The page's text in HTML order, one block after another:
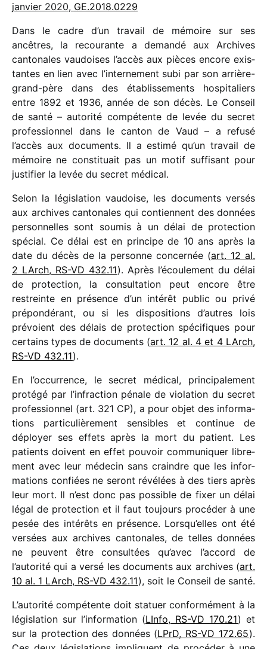
janvier 2020, GE.2018.0229
Dans le cadre d’un travail de mémoire sur ses
ancêtres, la recou­rante a demandé aux Archives
canto­nales vaudoises l’accès aux pièces encore exis­
tantes en lien avec l’internement subi par son arrière-
grand-père dans des établis­se­ments hospi­ta­liers
entre 1892 et 1936, année de son décès. Le Conseil
de santé – auto­rité compé­tente de levée du secret
profes­sion­nel dans le canton de Vaud – a refusé
l’accès aux docu­ments. Il a estimé qu’un travail de
mémoire ne consti­tuait pas un motif suffi­sant pour
justi­fier la levée du secret médical.
Selon la légis­la­tion vaudoise, les docu­ments versés
aux archives canto­nales qui contiennent des données
person­nelles sont soumis à un délai de protec­tion
spécial. Ce délai est en prin­cipe de 10 ans après la
date du décès de la personne concer­née (art. 12 al.
2 LArch, RS-VD 432.11). Après l’écoulement du délai
de protec­tion, la consul­ta­tion peut encore être
restreinte en présence d’un inté­rêt public ou privé
prépon­dé­rant, ou si les dispo­si­tions d’autres lois
prévoient des délais de protec­tion spéci­fiques pour
certains types de docu­ments (art. 12 al. 4 et 4 LArch,
RS-VD 432.11).
En l’occurrence, le secret médi­cal, prin­ci­pa­le­ment
protégé par l’infraction pénale de viola­tion du secret
profes­sion­nel (art. 321 CP), a pour objet des infor­ma­
tions parti­cu­liè­re­ment sensibles et conti­nue de
déployer ses effets après la mort du patient. Les
patients doivent en effet pouvoir commu­ni­quer libre­
ment avec leur méde­cin sans craindre que les infor­
ma­tions confiées ne seront révé­lées à des tiers après
leur mort. Il n’est donc pas possible de fixer un délai
légal de protec­tion et il faut toujours procé­der à une
pesée des inté­rêts en présence. Lorsqu’elles ont été
versées aux archives canto­nales, de telles données
ne peuvent être consul­tées qu’avec l’accord de
l’autorité qui a versé les docu­ments aux archives (art.
10 al. 1 LArch, RS-VD 432.11), soit le Conseil de santé.
L’autorité compé­tente doit statuer confor­mé­ment à la
légis­la­tion sur l’information (LInfo, RS-VD 170.21) et
sur la protec­tion des données (LPrD, RS-VD 172.65).